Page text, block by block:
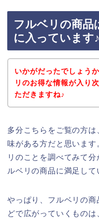
フルベリの商品
に入っています♪
いかがだったでしょう
リのお得な情報が入り
ただきますね♪
多分こちらをご覧の方
味がある方だと思いま
リのことを調べてみて
ルベリの商品に満足し
やっぱり、フルベリの
どで広がっていくもの